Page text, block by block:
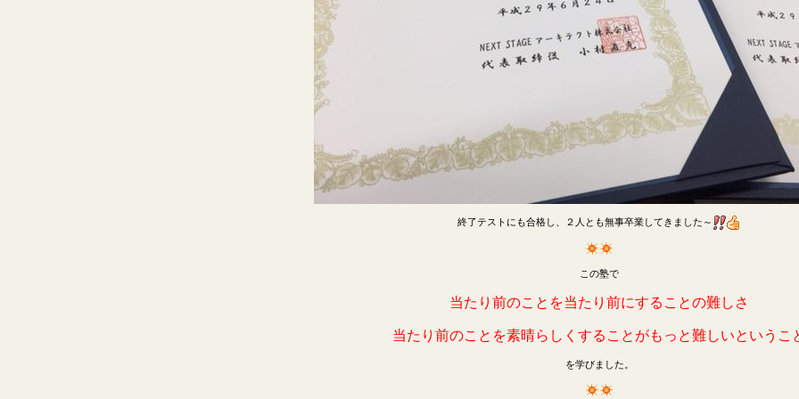
終了テストにも合格し、２人とも無事卒業してきました～
この塾で
当たり前のことを当たり前にすることの難しさ
当たり前のことを素晴らしくすることがもっと難しいというこ
を学びました。